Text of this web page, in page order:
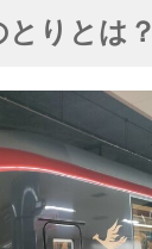
りとは？